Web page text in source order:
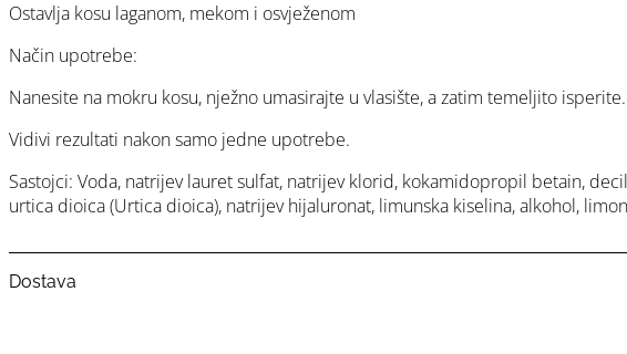
Ostavlja kosu laganom, mekom i osvježenom
Način upotrebe:
Nanesite na mokru kosu, nježno umasirajte u vlasište, a zatim temeljito isperite.
Vidivi rezultati nakon samo jedne upotrebe.
Sastojci: Voda, natrijev lauret sulfat, natrijev klorid, kokamidopropil betain,
urtica dioica (Urtica dioica), natrijev hijaluronat, limunska kiselina, alkohol,
Dostava